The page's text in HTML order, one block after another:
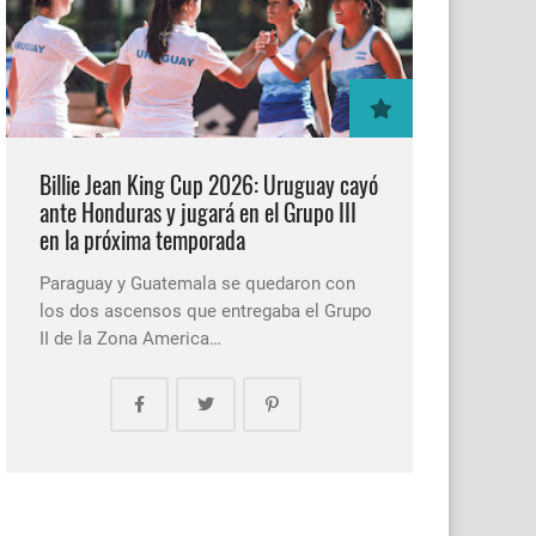
Billie Jean King Cup 2026: Uruguay cayó
ante Honduras y jugará en el Grupo III
en la próxima temporada
Paraguay y Guatemala se quedaron con
los dos ascensos que entregaba el Grupo
II de la Zona America…